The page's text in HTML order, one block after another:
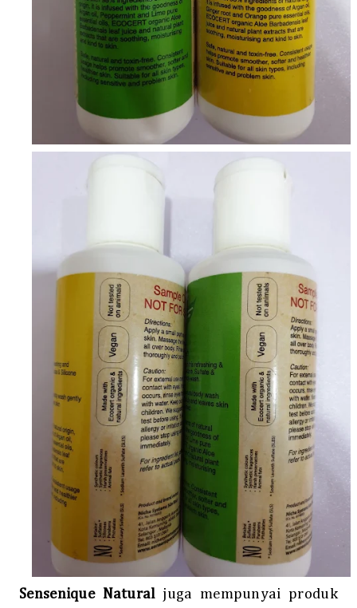
Sensenique Natural juga mempunyai produk